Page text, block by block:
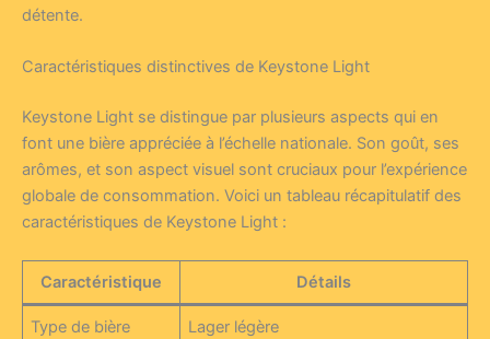
détente.
Caractéristiques distinctives de Keystone Light
Keystone Light se distingue par plusieurs aspects qui en
font une bière appréciée à l’échelle nationale. Son goût, ses
arômes, et son aspect visuel sont cruciaux pour l’expérience
globale de consommation. Voici un tableau récapitulatif des
caractéristiques de Keystone Light :
Caractéristique Détails
Type de bière Lager légère